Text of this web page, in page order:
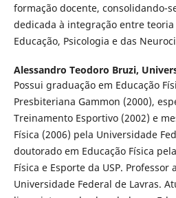
formação docente, consolidando-
dedicada à integração entre
Educação, Psicologia e das
Alessandro Teodoro Bruzi,
Possui graduação em Educação
Presbiteriana Gammon (2000),
Treinamento Esportivo (2002) e
Física (2006) pela Universidade
doutorado em Educação Física
Física e Esporte da USP. Professor
Universidade Federal de Lavras.